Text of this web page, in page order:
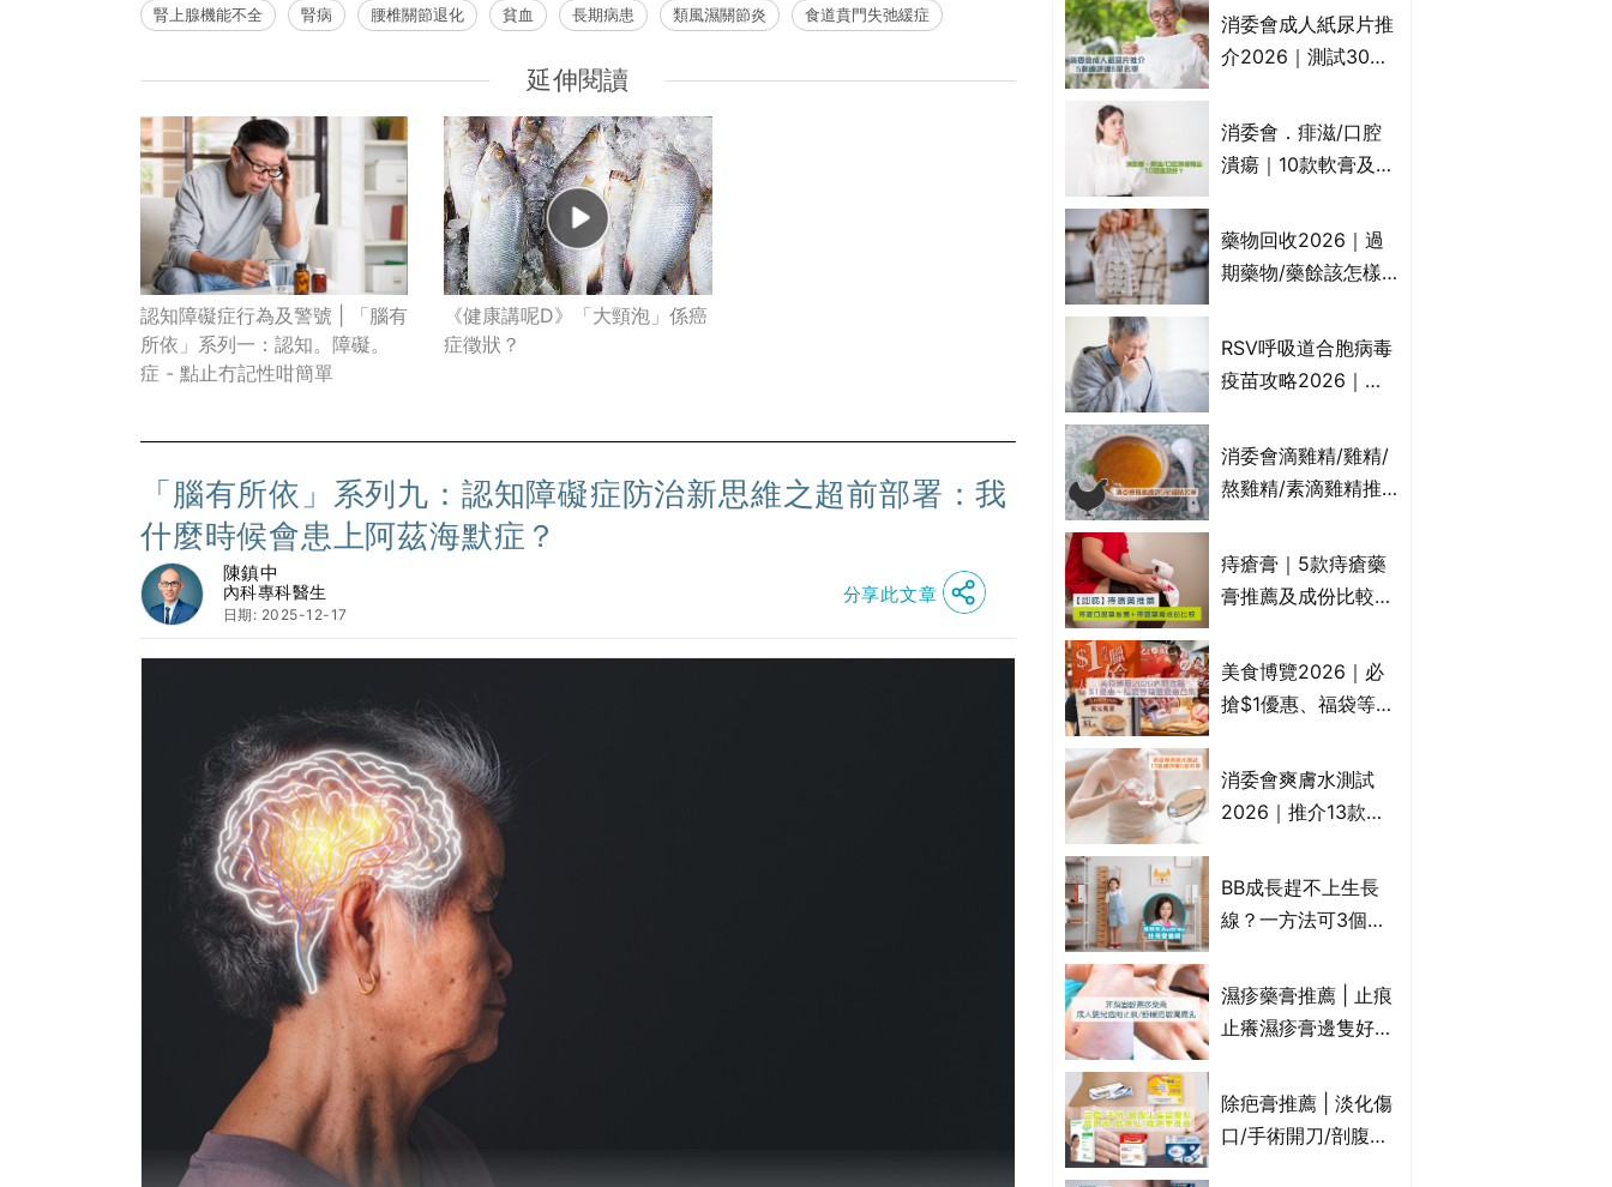
腎上腺機能不全
腎病 腰椎關節退化 貧血 長期病患 類風濕關節炎 食道賁門失弛緩症
延伸閱讀
認知障礙症行為及警號 | 「腦有
所依」系列一：認知。障礙。
症 - 點止冇記性咁簡單
《健康講呢D》「大頸泡」係癌
症徵狀？
「腦有所依」系列九：認知障礙症防治新思維之超前部署：我
什麼時候會患上阿茲海默症？
陳鎮中
內科專科醫生
日期: 2025-12-17
分享此文章
介!50惠、Return回
本、Furnte、Rerise
消委會成人紙尿片推
介2026｜測試30款
滲墊防漏表現/回滲/
化學物質檢測等｜5
消委會．痱滋/口腔
潰瘍｜10款軟膏及啫
屬處方藥物？有哪些
受關注成分？｜必知
藥物回收2026｜過
期藥物/藥餘該怎樣
地點一覽｜屈臣氏、
萬寧、首衛、綠領行
RSV呼吸道合胞病毒
疫苗攻略2026｜
高危？RSV疫苗價錢
比較、打針後反應處
消委會滴雞精/雞精/
熬雞精/素滴雞精推
款含致癌物 9款總評
達5星滿分名單 屈臣
痔瘡膏｜5款痔瘡藥
膏推薦及成份比較
有效紓緩痔瘡疼痛痕
癢｜附痔瘡成因及病
美食博覽2026｜必
搶$1優惠、福袋等精
日期、官網及門票詳
情｜持續更新
消委會爽膚水測試
2026｜推介13款總
Cetaphil、The
Ordinary、
BB成長趕不上生長
線？一方法可3個月
懂得把握1歲起「長
高黃金期」
濕疹藥膏推薦 | 止痕
止癢濕疹膏邊隻好？
膏/濕疹膏 嬰兒BB濕
疹皮膚適用！紓緩防
除疤膏推薦 | 淡化傷
口/手術開刀/剖腹生